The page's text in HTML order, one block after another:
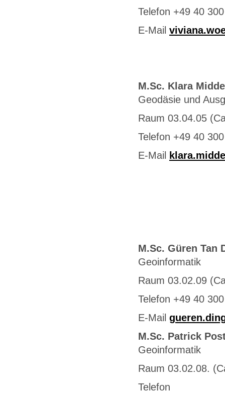
Telefon +49 40
E-Mail
M.Sc. Klara
Geodäsie und
Raum 03.04.05
Telefon +49 40
E-Mail
M.Sc. Güren Tan
Geoinformatik
Raum 03.02.09
Telefon +49 40
E-Mail
M.Sc. Patrick
Geoinformatik
Raum 03.02.08.
Telefon